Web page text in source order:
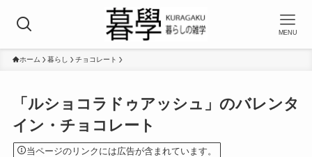
MENU
ホーム 暮らし チョコレート
「ルショコラドゥアッシュ」のバレンタ
イン・チョコレート
当ページのリンクには広告が含まれています。